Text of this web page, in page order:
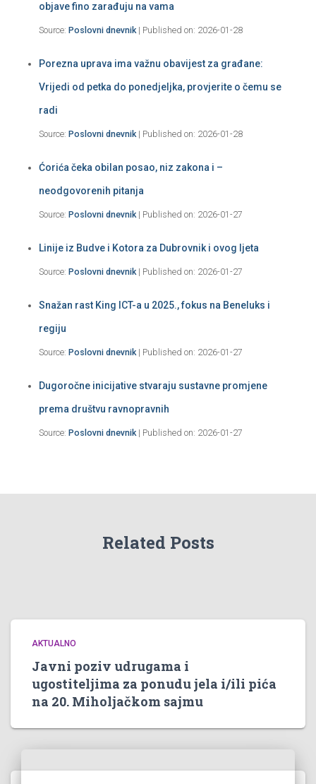
objave fino zarađuju na vama
Source: Poslovni dnevnik Published on: 2026-01-28
Porezna uprava ima važnu obavijest za građane:
Vrijedi od petka do ponedjeljka, provjerite o čemu se
radi
Source: Poslovni dnevnik Published on: 2026-01-28
Ćorića čeka obilan posao, niz zakona i –
neodgovorenih pitanja
Source: Poslovni dnevnik Published on: 2026-01-27
Linije iz Budve i Kotora za Dubrovnik i ovog ljeta
Source: Poslovni dnevnik Published on: 2026-01-27
Snažan rast King ICT-a u 2025., fokus na Beneluks i
regiju
Source: Poslovni dnevnik Published on: 2026-01-27
Dugoročne inicijative stvaraju sustavne promjene
prema društvu ravnopravnih
Source: Poslovni dnevnik Published on: 2026-01-27
Related Posts
AKTUALNO
Javni poziv udrugama i
ugostiteljima za ponudu jela i/ili pića
na 20. Miholjačkom sajmu